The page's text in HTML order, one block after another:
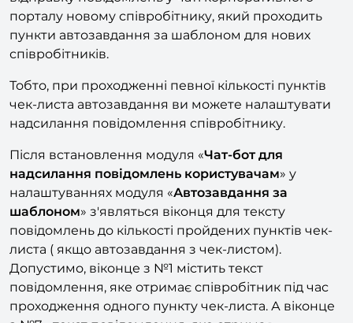
користувачам» дозволяє налаштовувати
відправку повідомлень у чаті корпоративного
порталу новому співробітнику, який проходить
пункти автозавдання за шаблоном для нових
співробітників.
Тобто, при проходженні певної кількості пунктів
чек-листа автозавдання ви можете налаштувати
надсилання повідомлення співробітнику.
Після встановлення модуля «Чат-бот для
надсилання повідомлень користувачам» у
налаштуваннях модуля «Автозавдання за
шаблоном» з'являться віконця для тексту
повідомлень до кількості пройдених пунктів чек-
листа ( якщо автозавдання з чек-листом).
Допустимо, віконце з №1 містить текст
повідомлення, яке отримає співробітник під час